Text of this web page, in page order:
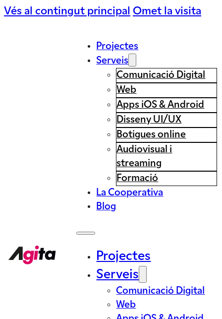
Vés al contingut principal Omet la visita
Projectes
Serveis
Comunicació Digital
Web
Apps iOS & Android
Disseny UI/UX
Botigues online
Audiovisual i
streaming
Formació
La Cooperativa
Blog
Projectes
Serveis
Comunicació Digital
Web